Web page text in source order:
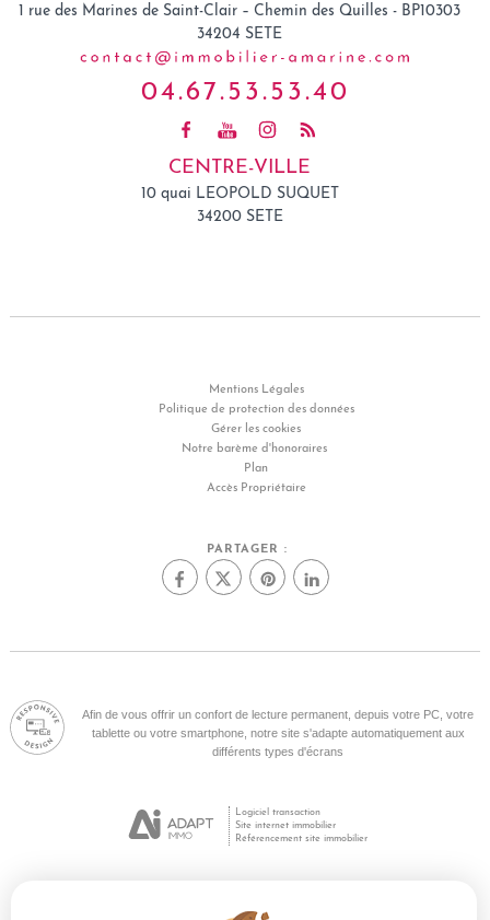
1 rue des Marines de Saint-Clair – Chemin des Quilles - BP10303
34204 SETE
04.67.53.53.40
CENTRE-VILLE
10 quai LEOPOLD SUQUET
34200 SETE
Mentions Légales
Politique de protection des données
Gérer les cookies
Notre barème d'honoraires
Plan
Accès Propriétaire
PARTAGER :
Afin de vous offrir un confort de lecture permanent, depuis votre PC, votre
tablette ou votre smartphone, notre site s'adapte automatiquement aux
différents types d'écrans
Logiciel transaction
Site internet immobilier
Référencement site immobilier